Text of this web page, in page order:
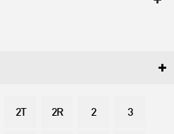
2T 2R 2 3